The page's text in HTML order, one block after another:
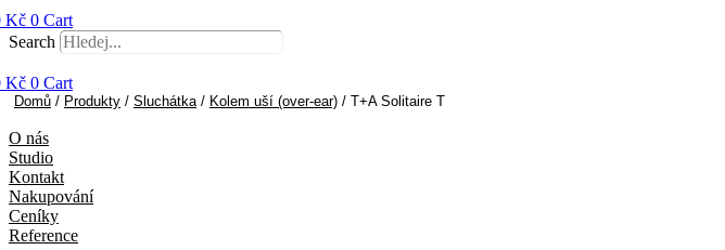
Kč 0 Cart
Search
Kč 0 Cart
Domů / Produkty / Sluchátka/ Kolem uší (over-ear) / T+A Solitaire T
O nás
Studio
Kontakt
Nakupování
Ceníky
Reference